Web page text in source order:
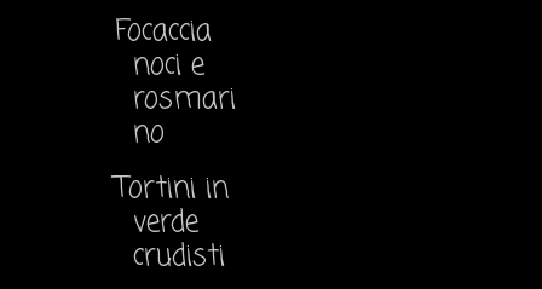
Focaccia
noci e
rosmari
no
Tortini in
verde
crudisti